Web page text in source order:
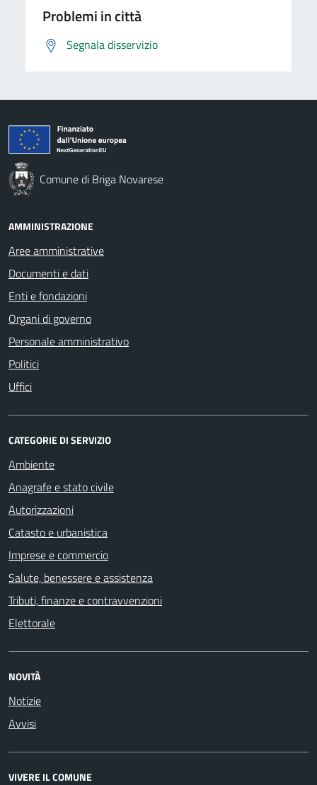
Problemi in città
Segnala disservizio
Comune di Briga Novarese
AMMINISTRAZIONE
Aree amministrative
Documenti e dati
Enti e fondazioni
Organi di governo
Personale amministrativo
Politici
Uffici
CATEGORIE DI SERVIZIO
Ambiente
Anagrafe e stato civile
Autorizzazioni
Catasto e urbanistica
Imprese e commercio
Salute, benessere e assistenza
Tributi, finanze e contravvenzioni
Elettorale
NOVITÀ
Notizie
Avvisi
VIVERE IL COMUNE